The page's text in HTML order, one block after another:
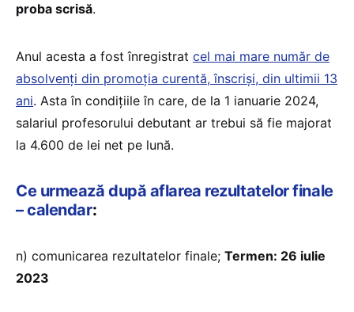
proba scrisă.
Anul acesta a fost înregistrat cel mai mare număr de
absolvenți din promoția curentă, înscriși, din ultimii 13
ani. Asta în condițiile în care, de la 1 ianuarie 2024,
salariul profesorului debutant ar trebui să fie majorat
la 4.600 de lei net pe lună.
Ce urmează după aflarea rezultatelor finale
– calendar:
n) comunicarea rezultatelor finale; Termen: 26 iulie
2023